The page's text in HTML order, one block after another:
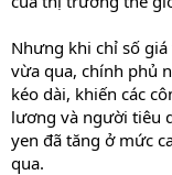
Nhưng khi chỉ số
vừa qua, chính phủ
kéo dài, khiến các
lương và người tiêu
yen đã tăng ở mức
qua.